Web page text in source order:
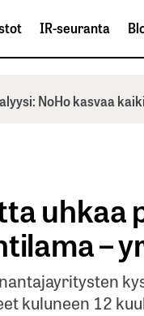
IR-seuranta
NoHo kasvaa
–
kuluneen 12